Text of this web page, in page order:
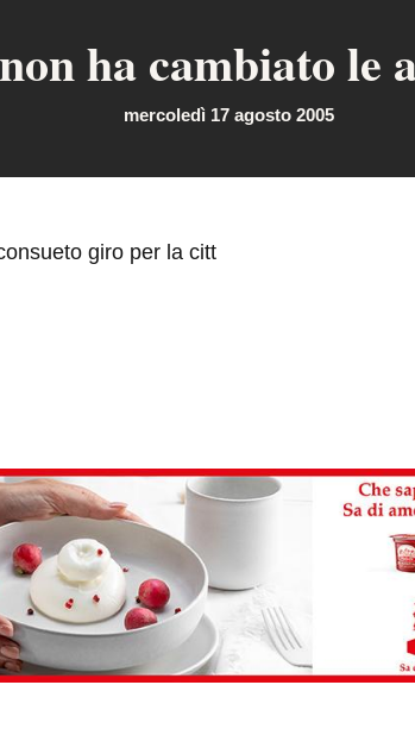
ha cambiato
mercoledì 17 agosto 2005
giro per la citt